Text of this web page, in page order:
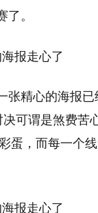
。
精心的海报已
可谓是煞费苦
蛋，而每一个